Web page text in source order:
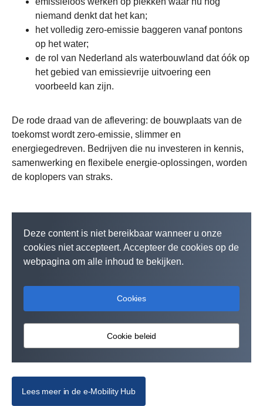
niemand denkt dat het kan;
het volledig zero-emissie baggeren vanaf pontons
op het water;
de rol van Nederland als waterbouwland dat óók op
het gebied van emissievrije uitvoering een
voorbeeld kan zijn.
De rode draad van de aflevering: de bouwplaats van de
toekomst wordt zero-emissie, slimmer en
energiegedreven. Bedrijven die nu investeren in kennis,
samenwerking en flexibele energie-oplossingen, worden
de koplopers van straks.
Deze content is niet bereikbaar wanneer u onze
cookies niet accepteert. Accepteer de cookies op de
webpagina om alle inhoud te bekijken.
Cookies
Cookie beleid
Lees meer in de e-Mobility Hub